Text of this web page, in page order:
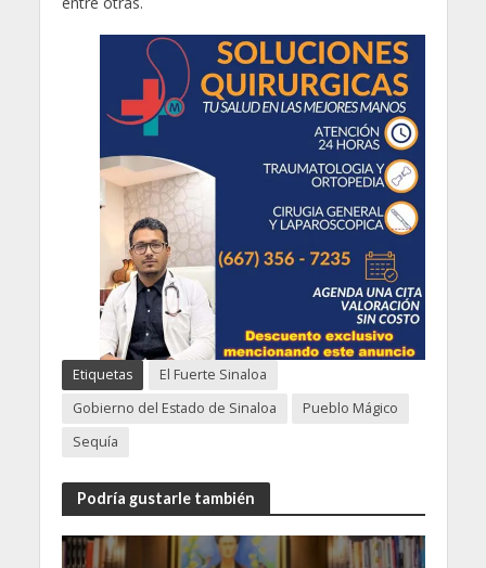
Etiquetas
El Fuerte Sinaloa
Gobierno del Estado de Sinaloa
Pueblo Mágico
Sequía
Podría gustarle también